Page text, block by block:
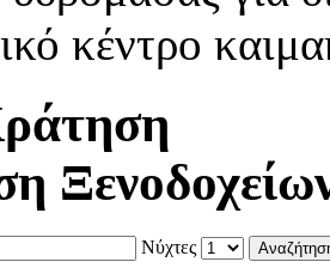
κέντρο
Νύχτες